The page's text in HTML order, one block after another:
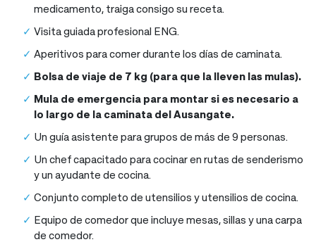
medicamento, traiga consigo su receta.
Visita guiada profesional ENG.
Aperitivos para comer durante los días de caminata.
Bolsa de viaje de 7 kg (para que la lleven las mulas).
Mula de emergencia para montar si es necesario a
lo largo de la caminata del Ausangate.
Un guía asistente para grupos de más de 9 personas.
Un chef capacitado para cocinar en rutas de senderismo
y un ayudante de cocina.
Conjunto completo de utensilios y utensilios de cocina.
Equipo de comedor que incluye mesas, sillas y una carpa
de comedor.